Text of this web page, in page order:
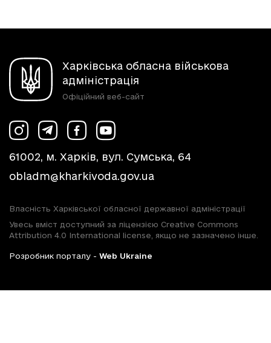
Харківська обласна військова
адміністрація
Офіційний веб-сайт
61002, м. Харків, вул. Сумська, 64
obladm@kharkivoda.gov.ua
Власність Харківської обласної державної адміністрації
Увесь вміст доступний за ліцензією Creative Commons
Attribution 4.0 International license, якщо не зазначено інше.
Розробник порталу - Web Ukraine